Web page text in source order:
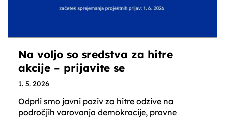
Na voljo so sredstva za hitre
akcije – prijavite se
1. 5. 2026
Odprli smo javni poziv za hitre odzive na
področjih varovanja demokracije, pravne